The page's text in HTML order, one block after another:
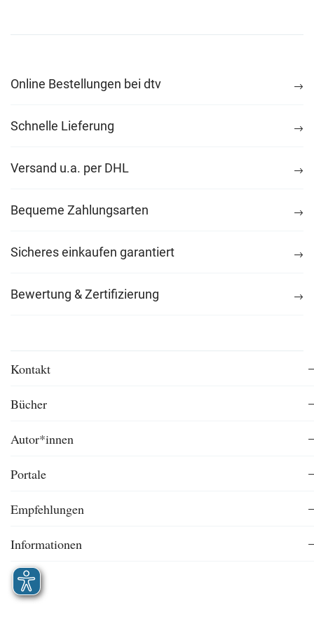
Online Bestellungen bei dtv
Schnelle Lieferung
Versand u.a. per DHL
Bequeme Zahlungsarten
Sicheres einkaufen garantiert
Bewertung & Zertifizierung
Kontakt
Bücher
Autor*innen
Portale
Empfehlungen
Informationen